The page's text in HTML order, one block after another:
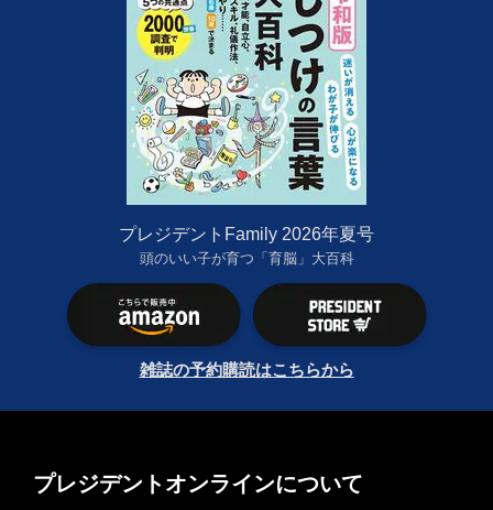
プレジデントFamily 2026年夏号
頭のいい子が育つ「育脳」大百科
雑誌の予約購読はこちらから
プレジデントオンラインについて